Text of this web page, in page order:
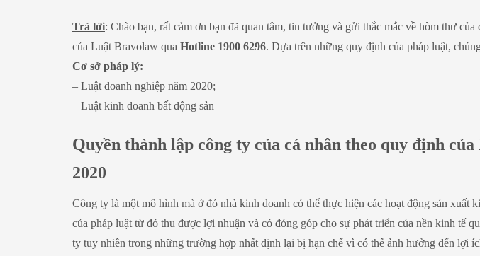
Trả lời: Chào bạn, rất cảm ơn bạn đã quan tâm, tin tưởng và gửi thắc mắc về hòm thư
của Luật Bravolaw qua Hotline 1900 6296. Dựa trên những quy định của pháp luật,
Cơ sở pháp lý:
– Luật doanh nghiệp năm 2020;
– Luật kinh doanh bất động sản
Quyền thành lập công ty của cá nhân theo quy định
2020
Công ty là một mô hình mà ở đó nhà kinh doanh có thể thực hiện các hoạt động sản xuất
của pháp luật từ đó thu được lợi nhuận và có đóng góp cho sự phát triển của nền kinh tế
ty tuy nhiên trong những trường hợp nhất định lại bị hạn chế vì có thể ảnh hưởng đến lợi